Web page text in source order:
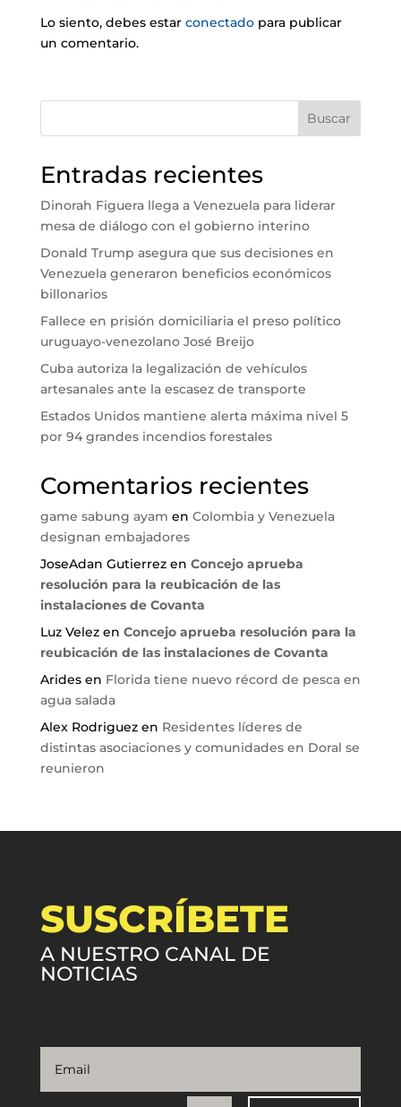
Lo siento, debes estar conectadopara publicar
un comentario.
Buscar
Entradas recientes
Dinorah Figuera llega a Venezuela para liderar
mesa de diálogo con el gobierno interino
Donald Trump asegura que sus decisiones en
Venezuela generaron beneficios económicos
billonarios
Fallece en prisión domiciliaria el preso político
uruguayo-venezolano José Breijo
Cuba autoriza la legalización de vehículos
artesanales ante la escasez de transporte
Estados Unidos mantiene alerta máxima nivel 5
por 94 grandes incendios forestales
Comentarios recientes
game sabung ayam en Colombia y Venezuela
designan embajadores
JoseAdan Gutierrezen Concejo aprueba
resolución para la reubicación de las
instalaciones de Covanta
Luz Velezen Concejo aprueba resolución para la
reubicación de las instalaciones de Covanta
Aridesen Florida tiene nuevo récord de pesca en
agua salada
Alex Rodriguezen Residentes líderes de
distintas asociaciones y comunidades en Doral se
reunieron
SUSCRÍBETE
A NUESTRO CANAL DE
NOTICIAS